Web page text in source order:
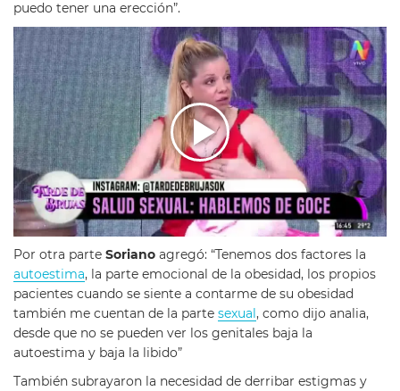
puedo tener una erección”.
Por otra parte Soriano agregó: “Tenemos dos factores la
autoestima, la parte emocional de la obesidad, los propios
pacientes cuando se siente a contarme de su obesidad
también me cuentan de la parte sexual , como dijo analia,
desde que no se pueden ver los genitales baja la
autoestima y baja la libido”
También subrayaron la necesidad de derribar estigmas y